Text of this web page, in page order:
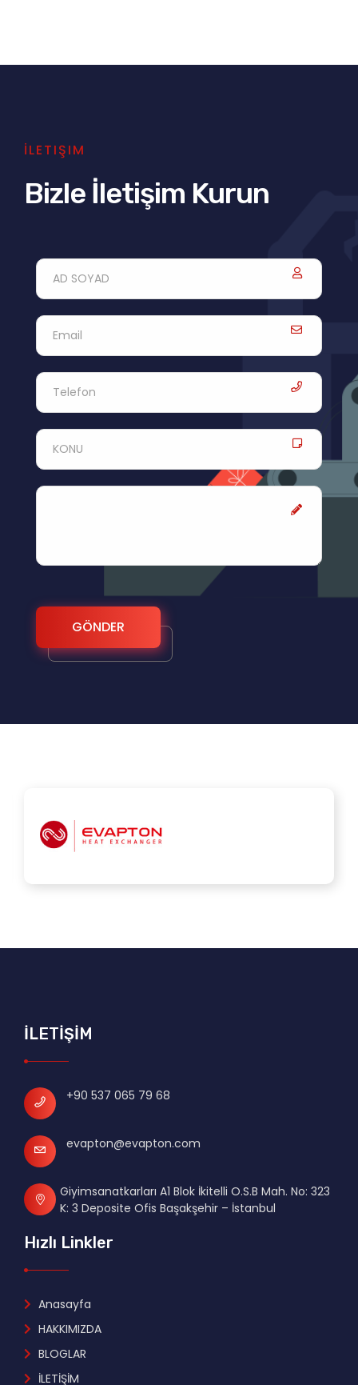
İLETIŞIM
Bizle İletişim Kurun
GÖNDER
İLETİŞİM
+90 537 065 79 68
evapton@evapton.com
Giyimsanatkarları A1 Blok İkitelli O.S.B Mah. No: 323
K: 3 Deposite Ofis Başakşehir – İstanbul
Hızlı Linkler
Anasayfa
HAKKIMIZDA
BLOGLAR
İLETİŞİM